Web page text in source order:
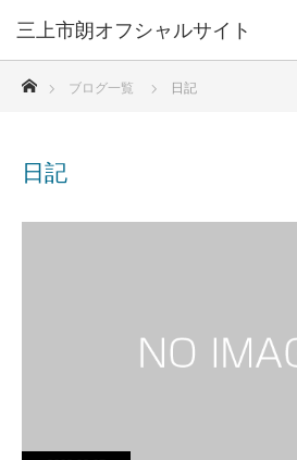
三上市朗オフシャルサイト
ブログ一覧 日記
日記